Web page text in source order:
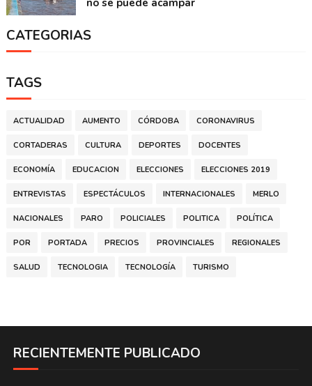
CATEGORIAS
TAGS
ACTUALIDAD AUMENTO CÓRDOBA CORONAVIRUS
CORTADERAS CULTURA DEPORTES DOCENTES
ECONOMÍA EDUCACION ELECCIONES ELECCIONES 2019
ENTREVISTAS ESPECTÁCULOS INTERNACIONALES MERLO
NACIONALES PARO POLICIALES POLITICA POLÍTICA
POR PORTADA PRECIOS PROVINCIALES REGIONALES
SALUD TECNOLOGIA TECNOLOGÍA TURISMO
RECIENTEMENTE PUBLICADO